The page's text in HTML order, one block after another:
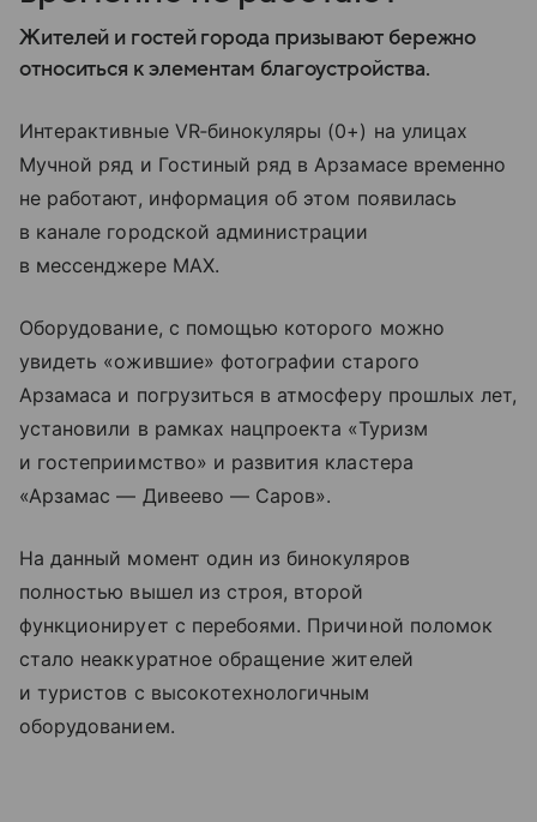
Жителей и гостей города призывают бережно
относиться к элементам благоустройства.
Интерактивные VR‑бинокуляры (0+) на улицах
Мучной ряд и Гостиный ряд в Арзамасе временно
не работают, информация об этом появилась
в канале городской администрации
в мессенджере MAX.
Оборудование, с помощью которого можно
увидеть «ожившие» фотографии старого
Арзамаса и погрузиться в атмосферу прошлых лет,
установили в рамках нацпроекта «Туризм
и гостеприимство» и развития кластера
«Арзамас — Дивеево — Саров».
На данный момент один из бинокуляров
полностью вышел из строя, второй
функционирует с перебоями. Причиной поломок
стало неаккуратное обращение жителей
и туристов с высокотехнологичным
оборудованием.